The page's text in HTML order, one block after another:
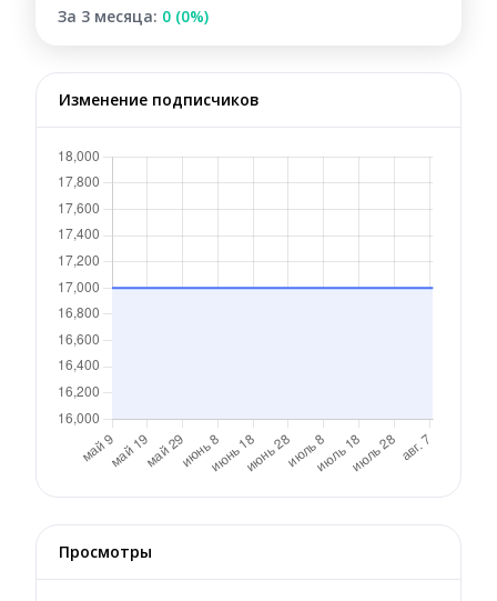
За 3 месяца: 0 (0%)
Изменение подписчиков
Просмотры